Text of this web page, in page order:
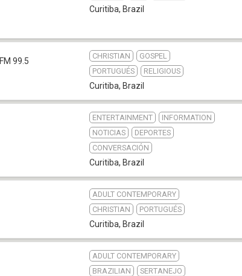
Curitiba, Brazil
FM 99.5
CHRISTIAN
GOSPEL
PORTUGUÉS
RELIGIOUS
Curitiba, Brazil
ENTERTAINMENT
INFORMATION
NOTICIAS
DEPORTES
CONVERSACIÓN
Curitiba, Brazil
ADULT CONTEMPORARY
CHRISTIAN
PORTUGUÉS
Curitiba, Brazil
ADULT CONTEMPORARY
BRAZILIAN
SERTANEJO